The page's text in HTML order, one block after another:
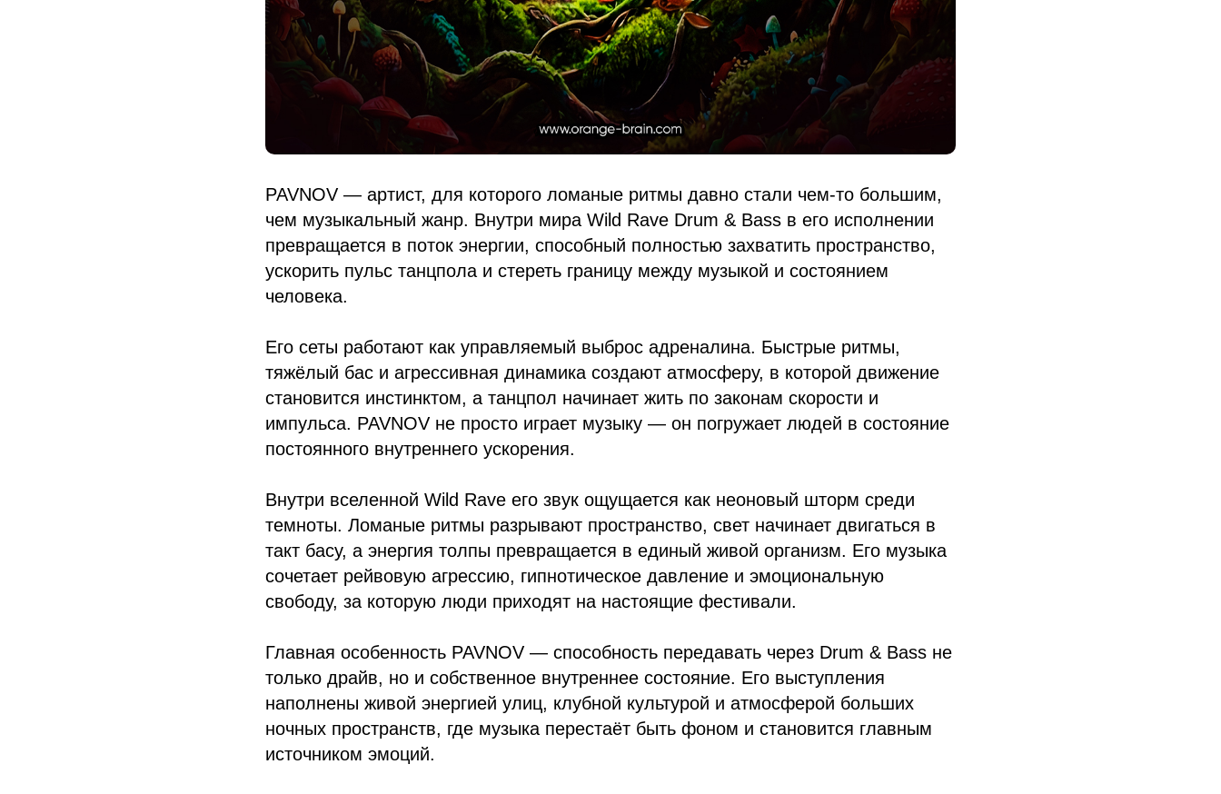
PAVNOV — артист, для которого ломаные ритмы давно стали чем-то большим,
чем музыкальный жанр. Внутри мира Wild Rave Drum & Bass в его исполнении
превращается в поток энергии, способный полностью захватить пространство,
ускорить пульс танцпола и стереть границу между музыкой и состоянием
человека.
Его сеты работают как управляемый выброс адреналина. Быстрые ритмы,
тяжёлый бас и агрессивная динамика создают атмосферу, в которой движение
становится инстинктом, а танцпол начинает жить по законам скорости и
импульса. PAVNOV не просто играет музыку — он погружает людей в состояние
постоянного внутреннего ускорения.
Внутри вселенной Wild Rave его звук ощущается как неоновый шторм среди
темноты. Ломаные ритмы разрывают пространство, свет начинает двигаться в
такт басу, а энергия толпы превращается в единый живой организм. Его музыка
сочетает рейвовую агрессию, гипнотическое давление и эмоциональную
свободу, за которую люди приходят на настоящие фестивали.
Главная особенность PAVNOV — способность передавать через Drum & Bass не
только драйв, но и собственное внутреннее состояние. Его выступления
наполнены живой энергией улиц, клубной культурой и атмосферой больших
ночных пространств, где музыка перестаёт быть фоном и становится главным
источником эмоций.